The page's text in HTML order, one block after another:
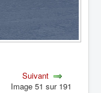
Suivant
Image 51 sur 191